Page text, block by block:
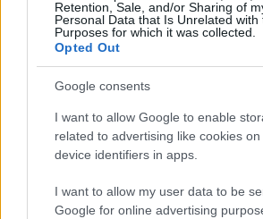
Retention, Sale, and/or Sharing of
Personal Data that Is Unrelated with
Purposes for which it was collected.
Opted Out
Google consents
I want to allow Google to enable
related to advertising like cookies
device identifiers in apps.
I want to allow my user data to be
Google for online advertising
Jelmez:Vidovenyecz Edina
Szereplők:P: Fincziski Andrea,
Gellért,
Kulcsár-székely Attila, László